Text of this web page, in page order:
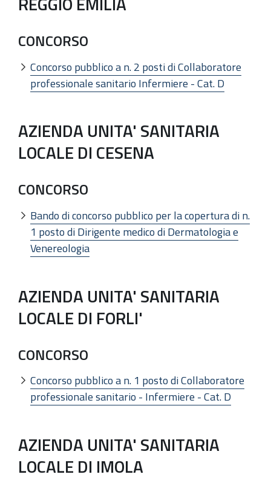
CONCORSO
Concorso pubblico a n. 2 posti di Collaboratore
professionale sanitario Infermiere - Cat. D
AZIENDA UNITA' SANITARIA
LOCALE DI CESENA
CONCORSO
Bando di concorso pubblico per la copertura di n.
1 posto di Dirigente medico di Dermatologia e
Venereologia
AZIENDA UNITA' SANITARIA
LOCALE DI FORLI'
CONCORSO
Concorso pubblico a n. 1 posto di Collaboratore
professionale sanitario - Infermiere - Cat. D
AZIENDA UNITA' SANITARIA
LOCALE DI IMOLA